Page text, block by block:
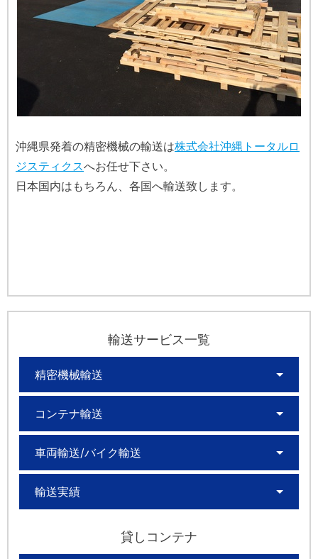
沖縄県発着の精密機械の輸送は株式会社沖縄トータルロ
ジスティクスへお任せ下さい。
日本国内はもちろん、各国へ輸送致します。
輸送サービス一覧
精密機械輸送
コンテナ輸送
車両輸送/バイク輸送
輸送実績
貸しコンテナ